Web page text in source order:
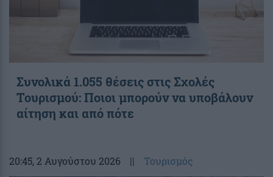
Συνολικά 1.055 θέσεις στις Σχολές
Τουρισμού: Ποιοι μπορούν να υποβάλουν
αίτηση και από πότε
20:45, 2 Αυγούστου 2026 || Τουρισμός